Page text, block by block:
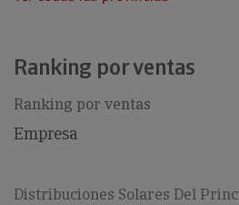
Ranking por ventas
Ranking por ventas
Empresa
Distribuciones Solares Del